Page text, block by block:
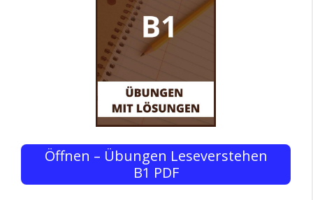
Öffnen – Übungen Leseverstehen
B1 PDF